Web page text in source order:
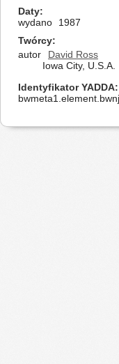
Daty
wydano
1987
Twórcy
autor
David Ross
Iowa City, U.S.A.
Identyfikator YADDA